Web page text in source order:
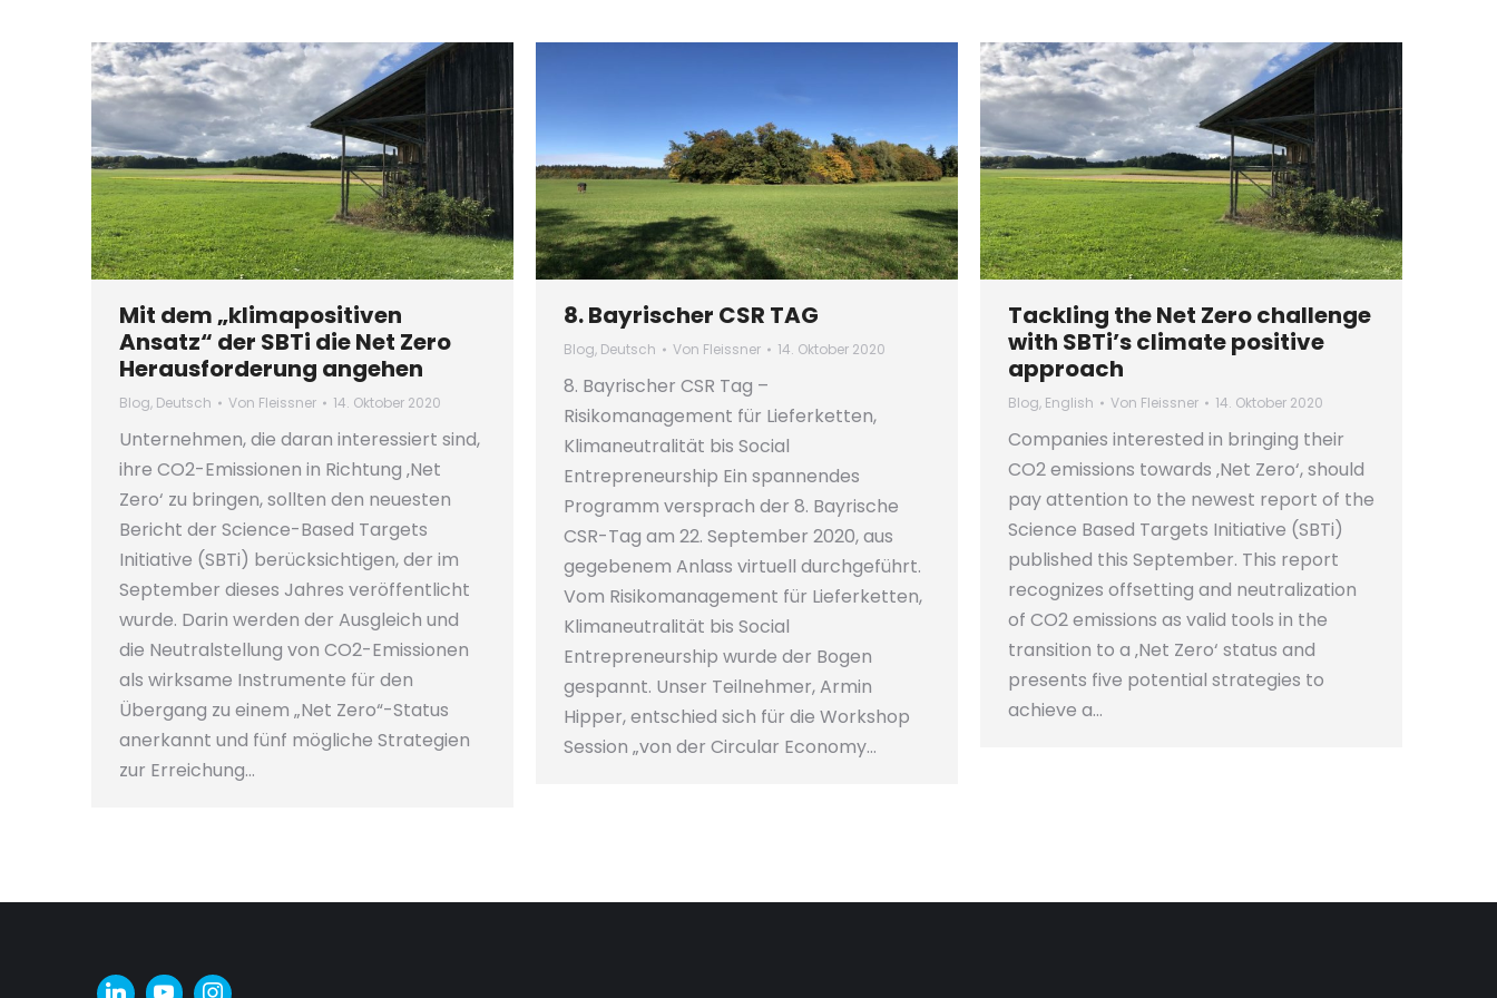
Mit dem „klimapositiven
Ansatz“ der SBTi die Net Zero
Herausforderung angehen
Blog, Deutsch Von Fleissner 14. Oktober 2020
Unternehmen, die daran interessiert sind,
ihre CO2-Emissionen in Richtung ‚Net
Zero‘ zu bringen, sollten den neuesten
Bericht der Science-Based Targets
Initiative (SBTi) berücksichtigen, der im
September dieses Jahres veröffentlicht
wurde. Darin werden der Ausgleich und
die Neutralstellung von CO2-Emissionen
als wirksame Instrumente für den
Übergang zu einem „Net Zero“-Status
anerkannt und fünf mögliche Strategien
zur Erreichung…
8. Bayrischer CSR TAG
Blog, Deutsch Von Fleissner 14. Oktober 2020
8. Bayrischer CSR Tag –
Risikomanagement für Lieferketten,
Klimaneutralität bis Social
Entrepreneurship Ein spannendes
Programm versprach der 8. Bayrische
CSR-Tag am 22. September 2020, aus
gegebenem Anlass virtuell durchgeführt.
Vom Risikomanagement für Lieferketten,
Klimaneutralität bis Social
Entrepreneurship wurde der Bogen
gespannt. Unser Teilnehmer, Armin
Hipper, entschied sich für die Workshop
Session „von der Circular Economy…
Tackling the Net Zero challenge
with SBTi’s climate positive
approach
Blog, English Von Fleissner 14. Oktober 2020
Companies interested in bringing their
CO2 emissions towards ‚Net Zero‘, should
pay attention to the newest report of the
Science Based Targets Initiative (SBTi)
published this September. This report
recognizes offsetting and neutralization
of CO2 emissions as valid tools in the
transition to a ‚Net Zero‘ status and
presents five potential strategies to
achieve a…